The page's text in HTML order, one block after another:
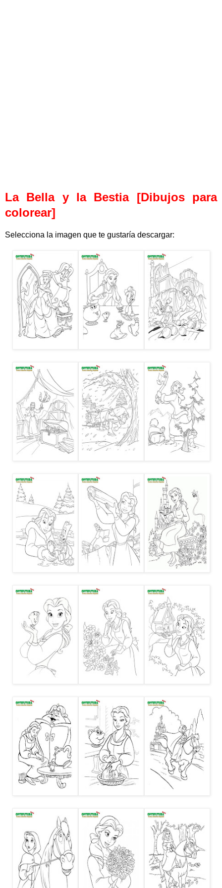
La Bella y la Bestia [Dibujos para
colorear]
Selecciona la imagen que te gustaría descargar: